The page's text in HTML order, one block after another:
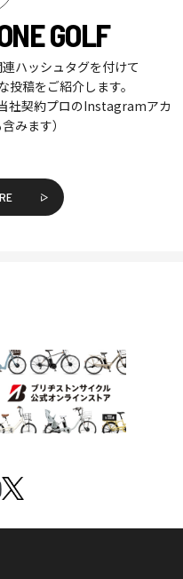
GOLF
ハッシュタグを付けて
稿をご紹介します。
社契約プロのInstagramアカ
みます）